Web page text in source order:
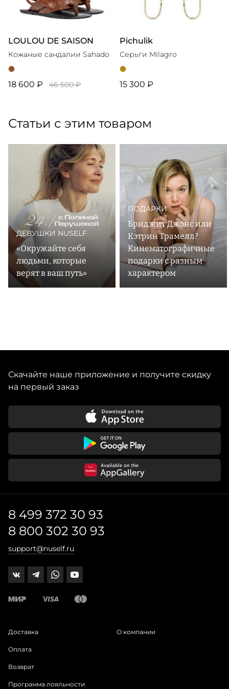
LOULOU DE SAISON
Кожаные сандалии Sahado
18 600 ₽ 46 500 ₽
Pichulik
Серьги Milagro
15 300 ₽
Статьи с этим товаром
ДЕВУШКИ NUSELF
«Окружайте себя
людьми, которые
верят в ваш путь»
ПОДАРКИ
Бриджит Джонс или
Кэтрин Трамелл?
Кинематографичные
подарки с разным
характером
Скачайте наше приложение и получите скидку
на первый заказ
8 499 372 30 93
8 800 302 30 93
support@nuself.ru
Доставка
Оплата
Возврат
Программа лояльности
О компании